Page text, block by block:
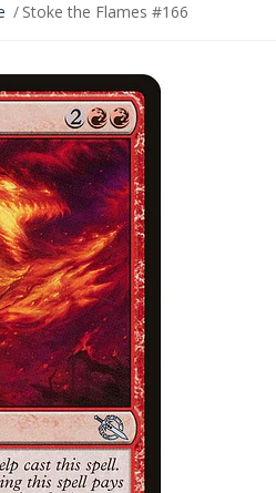
Stoke the Flames #166